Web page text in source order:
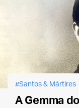
Santos & Mártires
A Gemma